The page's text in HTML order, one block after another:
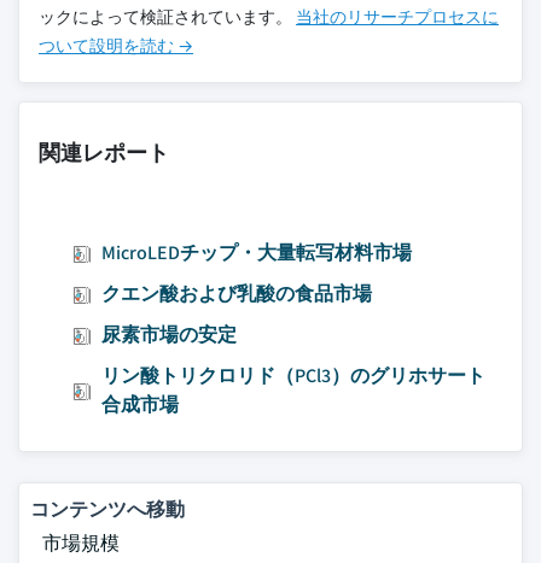
ックによって検証されています。 当社のリサーチプロセスに
ついて設明を読む →
関連レポート
MicroLEDチップ・大量転写材料市場
クエン酸および乳酸の食品市場
尿素市場の安定
リン酸トリクロリド（PCl3）のグリホサート
合成市場
コンテンツへ移動
市場規模